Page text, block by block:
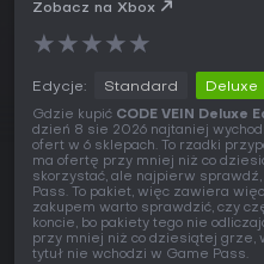
Zobacz na Xbox
★★★★★
Edycje: Standard Deluxe
Gdzie kupić CODE VEIN Deluxe
dzień 8 sie 2026 najtaniej
ofert w 6 sklepach. To rzadki
ma ofertę przy mniej niż co
skorzystać, ale najpierw
Pass. To pakiet, więc zawiera
zakupem warto sprawdzić, czy
koncie, bo pakiety tego nie
przy mniej niż co dziesiątej grze,
tytuł nie wchodzi w Game Pass.